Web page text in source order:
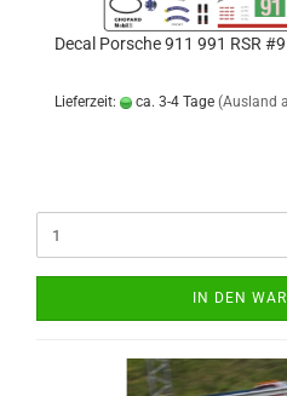
Decal Porsche 911 991 RSR
Lieferzeit: ca. 3-4 Tage (Ausland
IN DEN